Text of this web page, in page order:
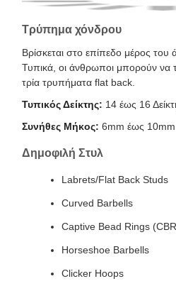
Τρύπημα χόνδρου
Βρίσκεται στο επίπεδο μέρος του
Τυπικά, οι άνθρωποι μπορούν να
τρία τρυπήματα flat back.
Τυπικός Δείκτης: 14 έως 16
Συνήθες Μήκος: 6mm έως 10mm
Δημοφιλή Στυλ
Labrets/Flat Back Studs
Curved Barbells
Captive Bead Rings
Horseshoe Barbells
Clicker Hoops